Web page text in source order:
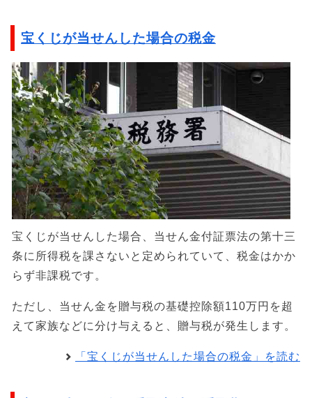
宝くじが当せんした場合の税金
宝くじが当せんした場合、当せん金付証票法の第十三
条に所得税を課さないと定められていて、税金はかか
らず非課税です。
ただし、当せん金を贈与税の基礎控除額110万円を超
えて家族などに分け与えると、贈与税が発生します。
「宝くじが当せんした場合の税金」を読む